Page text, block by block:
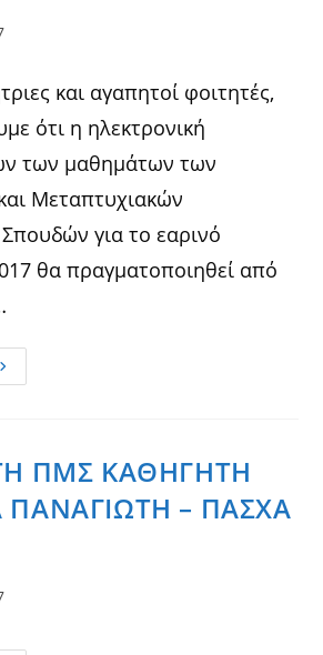
και αγαπητοί φοιτητές,
ότι η ηλεκτρονική
των μαθημάτων των
Μεταπτυχιακών
για το εαρινό
θα πραγματοποιηθεί από
Ηλεκτρονική
ΣπουδώνΠΜΣ ΚΑΘΗΓΗΤΗ
ΠΑΝΑΓΙΩΤΗ – ΠΑΣΧΑ